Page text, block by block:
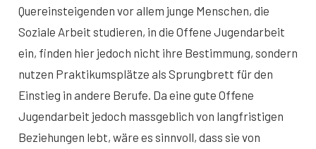
Quereinsteigenden vor allem junge Menschen, die
Soziale Arbeit studieren, in die Offene Jugendarbeit
ein, finden hier jedoch nicht ihre Bestimmung, sondern
nutzen Praktikumsplätze als Sprungbrett für den
Einstieg in andere Berufe. Da eine gute Offene
Jugendarbeit jedoch massgeblich von langfristigen
Beziehungen lebt, wäre es sinnvoll, dass sie von